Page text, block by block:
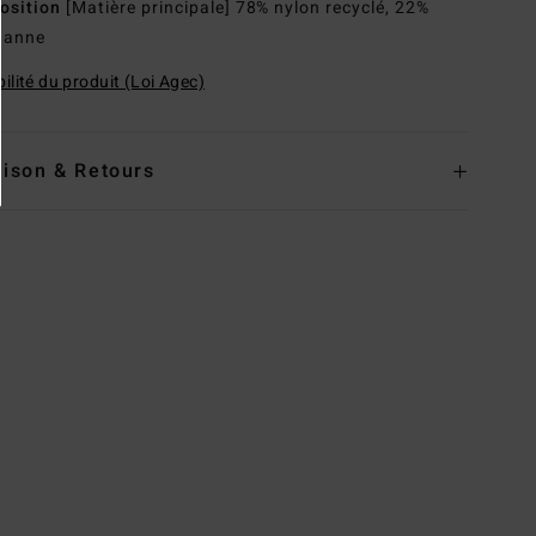
[Matière principale] 78% nylon recyclé, 22%
du produit (Loi Agec)
& Retours